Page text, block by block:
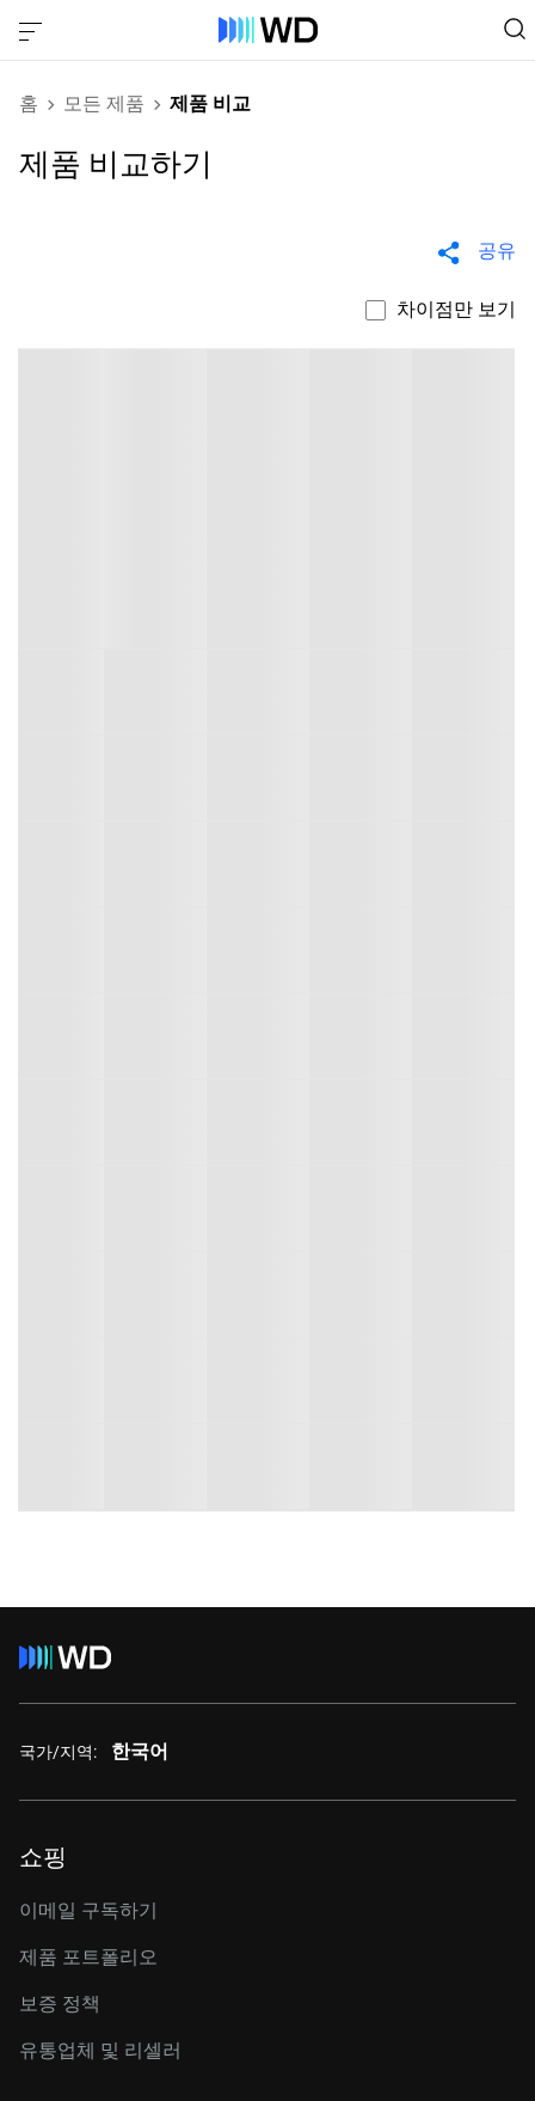
홈 모든 제품 제품 비교
제품 비교하기
공유
차이점만 보기
국가/지역: 한국어
쇼핑
이메일 구독하기
제품 포트폴리오
보증 정책
유통업체 및 리셀러